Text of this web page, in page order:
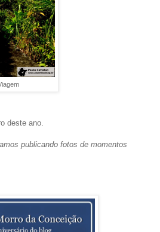
deste ano.
publicando fotos de momentos